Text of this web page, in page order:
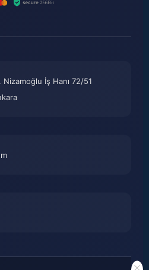
Nizamoğlu İş Hanı 72/51